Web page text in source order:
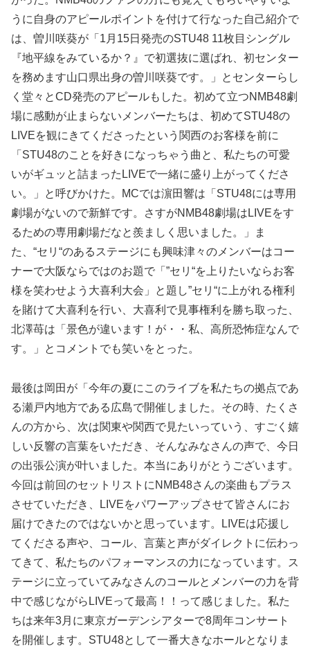
うに自身のアピールポイントを付けて行なった自己紹介で
は、曽川咲葵が「1月15日発売のSTU48 11枚目シングル
『地平線をみているか？』で初選抜に選ばれ、初センター
を務めます山口県出身の曽川咲葵です。」とセンターらし
く堂々とCD発売のアピールもした。初めて立つNMB48劇
場に感動が止まらないメンバーたちは、初めてSTU48の
LIVEを観にきてくださったという関西のお客様を前に
「STU48のことを好きになっちゃう曲と、私たちの可愛
いがギュッと詰まったLIVEで一緒に盛り上がってくださ
い。」と呼びかけた。MCでは濵田響は「STU48には専用
劇場がないので新鮮です。さすがNMB48劇場はLIVEをす
るための専用劇場だなと羨ましく思いました。」ま
た、“セリ“のあるステージにも興味津々のメンバーはコー
ナーで大阪ならではのお題で「”セリ“を上りたいならお客
様を笑わせよう大喜利大会」と題し”セリ“に上がれる権利
を賭けて大喜利を行い、大喜利で見事権利を勝ち取った、
北澤苺は「景色が違います！が・・私、高所恐怖症なんで
す。」とコメントでも笑いをとった。
最後は岡田が「今年の夏にこのライブを私たちの拠点であ
る瀬戸内地方である広島で開催しました。その時、たくさ
んの方から、次は関東や関西で見たいっていう、すごく嬉
しい反響の言葉をいただき、そんなみなさんの声で、今日
の出張公演が叶いました。本当にありがとうございます。
今回は前回のセットリストにNMB48さんの楽曲もプラス
させていただき、LIVEをパワーアップさせて皆さんにお
届けできたのではないかと思っています。LIVEは応援し
てくださる声や、コール、言葉と声がダイレクトに伝わっ
てきて、私たちのパフォーマンスの力になっています。ス
テージに立っていてみなさんのコールとメンバーの力を背
中で感じながらLIVEって最高！！って感じました。私た
ちは来年3月に東京ガーデンシアターで8周年コンサート
を開催します。STU48として一番大きなホールとなりま